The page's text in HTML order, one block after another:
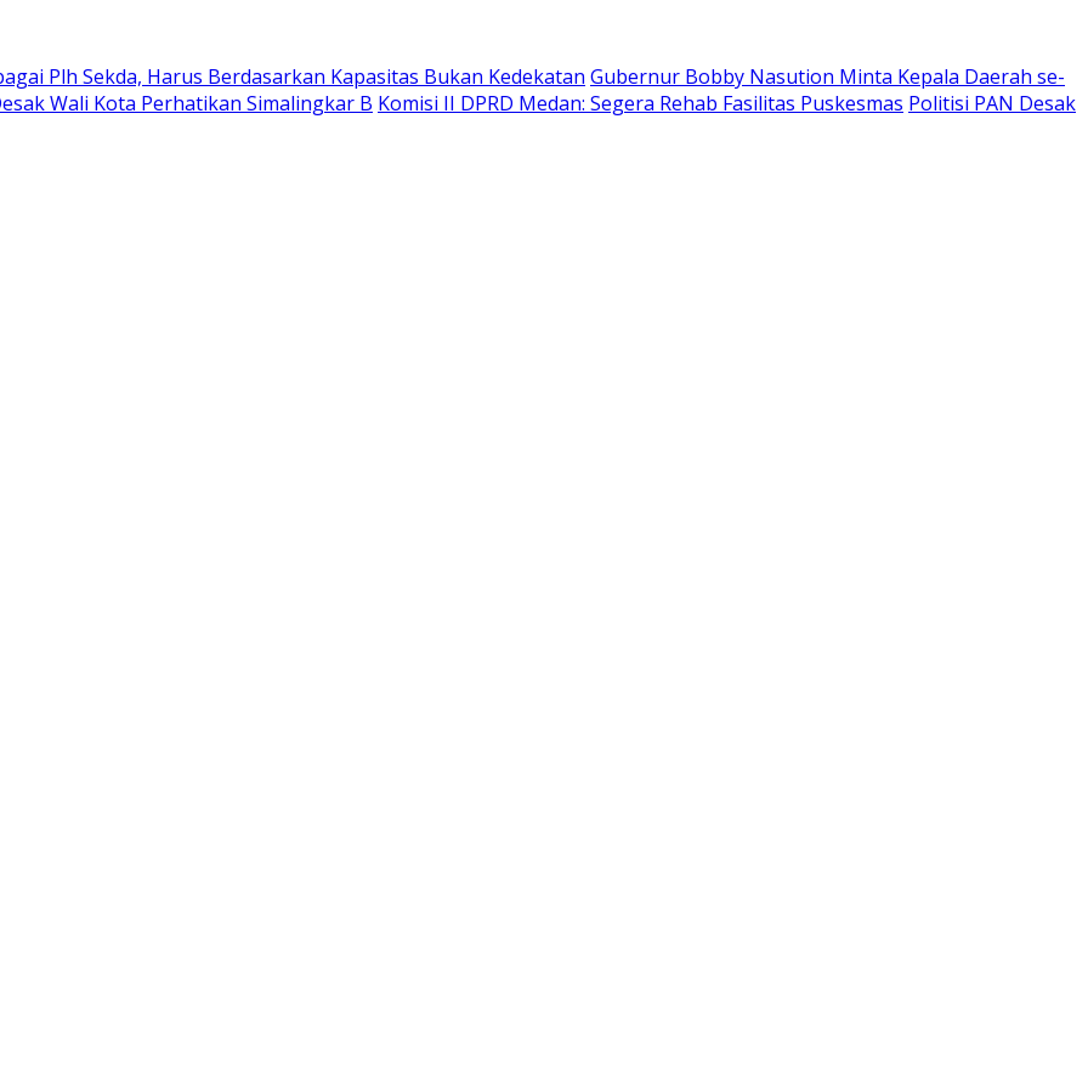
Plh Sekda, Harus Berdasarkan Kapasitas Bukan Kedekatan Gubernur Bobby Nasution Minta Kepala Daerah se-
Wali Kota Perhatikan Simalingkar B Komisi II DPRD Medan: Segera Rehab Fasilitas Puskesmas Politisi PAN Desak